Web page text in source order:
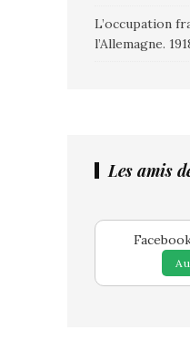
L’occupation
l’Allemagne.
Les amis